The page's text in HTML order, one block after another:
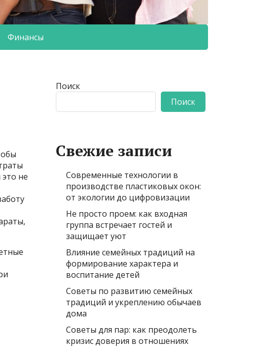
Финансы
не
Поиск
Поиск
Свежие записи
Современные технологии в
производстве пластиковых окон:
от экологии до цифровизации
Не просто проем: как входная
группа встречает гостей и
защищает уют
Влияние семейных традиций на
формирование характера и
воспитание детей
Советы по развитию семейных
традиций и укреплению обычаев
дома
Советы для пар: как преодолеть
кризис доверия в отношениях